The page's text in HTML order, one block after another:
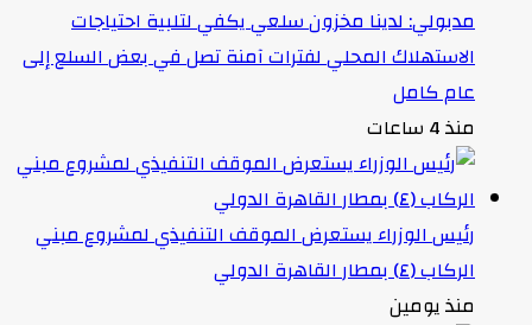
مدبولي: لدينا مخزون سلعي يكفي لتلبية احتياجات
الاستهلاك المحلي لفترات آمنة تصل في بعض السلع إلى
عام كامل
منذ 4 ساعات
رئيس الوزراء يستعرض الموقف التنفيذي لمشروع مبني
الركاب (٤) بمطار القاهرة الدولي
منذ يومين